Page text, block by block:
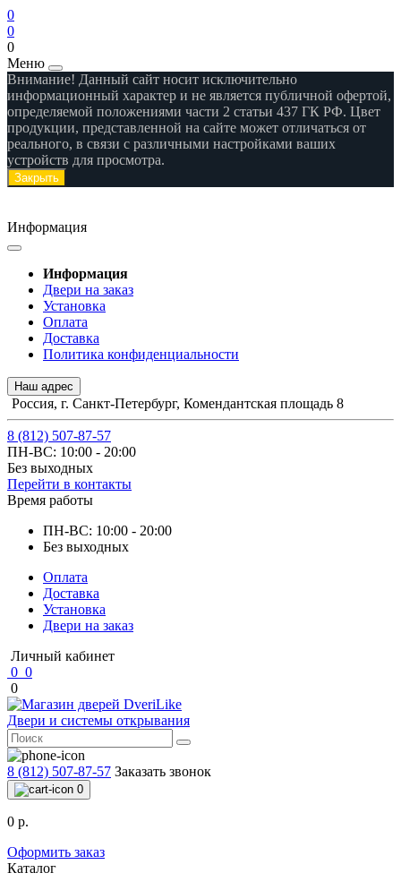
0
0
0
Меню
Внимание! Данный сайт носит исключительно
информационный характер и не является публичной офертой,
определяемой положениями части 2 статьи 437 ГК РФ. Цвет
продукции, представленной на сайте может отличаться от
реального, в связи с различными настройками ваших
устройств для просмотра.
Закрыть
Информация
Информация
Двери на заказ
Установка
Оплата
Доставка
Политика конфиденциальности
Наш адрес
Россия, г. Санкт-Петербург, Комендантская площадь 8
8 (812) 507-87-57
ПН-ВС: 10:00 - 20:00
Без выходных
Перейти в контакты
Время работы
ПН-ВС: 10:00 - 20:00
Без выходных
Оплата
Доставка
Установка
Двери на заказ
Личный кабинет
0 0
0
Двери и системы открывания
8 (812) 507-87-57 Заказать звонок
0
0 р.
Оформить заказ
Каталог